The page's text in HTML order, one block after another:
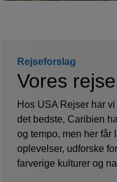
Rejseforslag
Vores
Hos USA Rejser har
det bedste, Caribien
og tempo, men her får
oplevelser, udforske
farverige kulturer og